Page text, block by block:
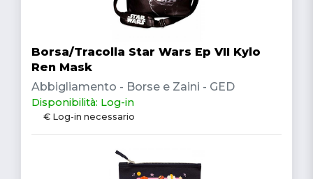
Borsa/Tracolla Star Wars Ep VII Kylo
Ren Mask
Abbigliamento - Borse e Zaini - GED
Disponibilità: Log-in
€ Log-in necessario